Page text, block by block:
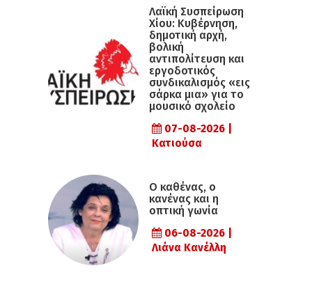
Λαϊκή Συσπείρωση
Χίου: Κυβέρνηση,
δημοτική αρχή,
βολική
αντιπολίτευση και
εργοδοτικός
συνδικαλισμός «εις
σάρκα μια» για το
μουσικό σχολείο
07-08-2026 |
Κατιούσα
Ο καθένας, ο
κανένας και η
οπτική γωνία
06-08-2026 |
Λιάνα Κανέλλη